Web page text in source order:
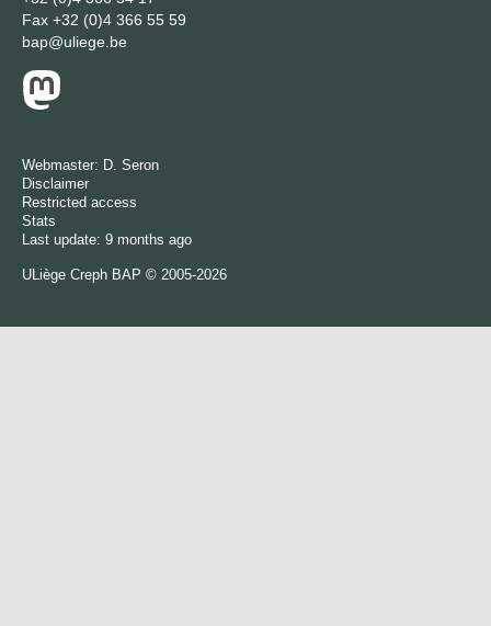
Fax +32 (0)4 366 55 59
bap@uliege.be
Webmaster: D. Seron
Disclaimer
Restricted access
Stats
Last update: 9 months ago
ULiège Creph BAP © 2005-2026